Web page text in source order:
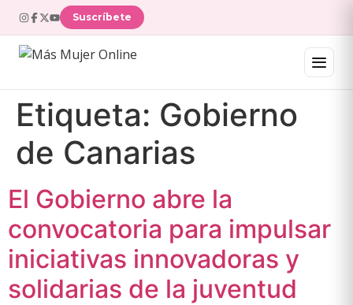
Suscríbete
Etiqueta: Gobierno
de Canarias
El Gobierno abre la
convocatoria para impulsar
iniciativas innovadoras y
solidarias de la juventud